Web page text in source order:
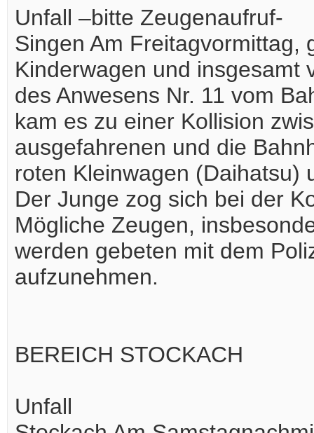
Unfall –bitte Zeugenaufruf-
Singen Am Freitagvormittag,
Kinderwagen und insgesamt
des Anwesens Nr. 11 vom
kam es zu einer Kollision
ausgefahrenen und die
roten Kleinwagen
Der Junge zog sich bei der
Mögliche Zeugen,
werden gebeten mit dem
aufzunehmen.
BEREICH STOCKACH
Unfall